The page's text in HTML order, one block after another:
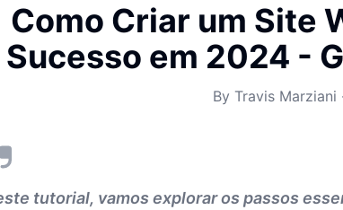
Como Criar um Site
Sucesso em 2024 -
By Travis Marziani ·
tutorial, vamos explorar os passos